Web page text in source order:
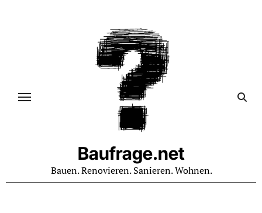
Baufrage.net
Bauen. Renovieren. Sanieren. Wohnen.